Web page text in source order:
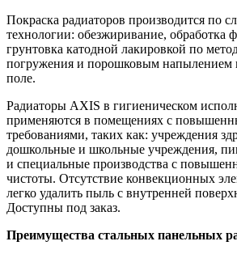
Покраска радиаторов производится по
технологии: обезжиривание, обработка
грунтовка катодной лакировкой по
погружения и порошковым напылением
поле.
Радиаторы AXIS в гигиеническом
применяются в помещениях с
требованиями, таких как: учреждения
дошкольные и школьные учреждения,
и специальные производства с
чистоты. Отсутствие конвекционных
легко удалить пыль с внутренней
Доступны под заказ.
Преимущества стальных панельных